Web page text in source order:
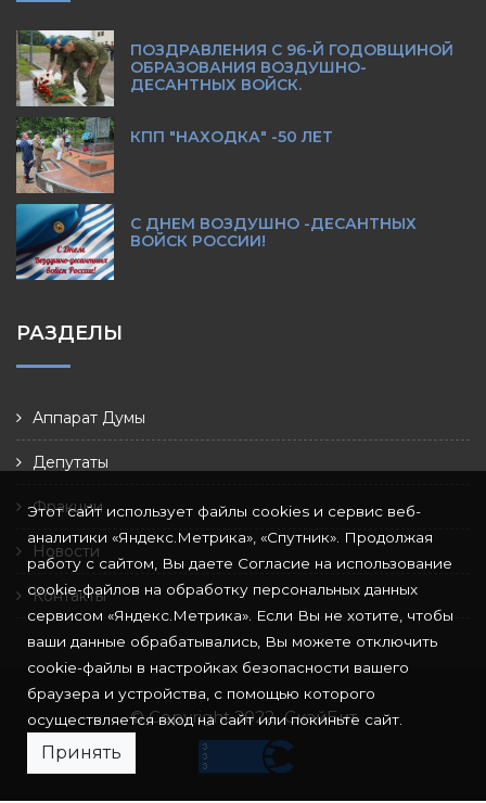
ПОЗДРАВЛЕНИЯ С 96-Й ГОДОВЩИНОЙ
ОБРАЗОВАНИЯ ВОЗДУШНО-
ДЕСАНТНЫХ ВОЙСК.
КПП "НАХОДКА" -50 ЛЕТ
С ДНЕМ ВОЗДУШНО -ДЕСАНТНЫХ
ВОЙСК РОССИИ!
РАЗДЕЛЫ
Аппарат Думы
Депутаты
Фракции
Новости
Контакты
© Copyright 2022 СкайБит
Этот сайт использует файлы cookies и сервис веб-
аналитики «Яндекс.Метрика», «Спутник». Продолжая
работу с сайтом, Вы даете Согласие на использование
cookie-файлов на обработку персональных данных
сервисом «Яндекс.Метрика». Если Вы не хотите, чтобы
ваши данные обрабатывались, Вы можете отключить
cookie-файлы в настройках безопасности вашего
браузера и устройства, с помощью которого
осуществляется вход на сайт или покиньте сайт.
Принять